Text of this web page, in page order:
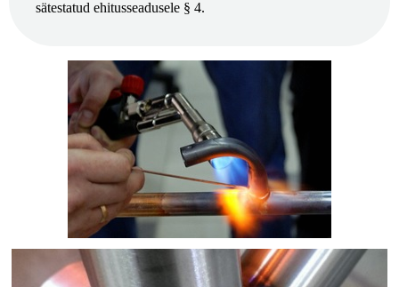
sätestatud ehitusseadusele § 4.